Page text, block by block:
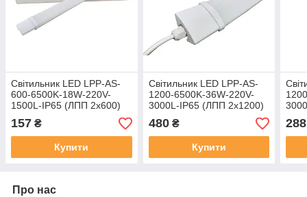
Світильник LED LPP-AS-
600-6500K-18W-220V-
1500L-IP65 (ЛПП 2х600)
157 ₴
Купити
Світильник LED LPP-AS-
1200-6500K-36W-220V-
3000L-IP65 (ЛПП 2х1200)
480₴
Купити
ЛПП
288
Про нас